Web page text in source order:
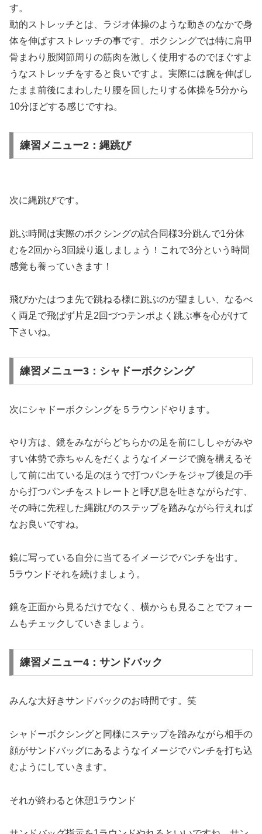
す。
動的ストレッチとは、ラジオ体操のような動きのなかで身
体を伸ばすストレッチの事です。ボクシングでは特に肩甲
骨まわり股関節周りの筋肉を激しく使用するのでほぐすよ
うなストレッチをすると良いですよ。実際には腕を伸ばし
たまま前後にまわしたり腰を回したりする体操を5分から
10分ほどする感じですね。
練習メニュー2：縄跳び
次に縄跳びです。
跳ぶ時間は実際のボクシングの試合同様3分跳んで1分休
むを2回から3回繰り返しましょう！これで3分という時間
感覚も養っていきます！
飛びかたはつま先で跳ねる様に跳ぶのが望ましい、なるべ
く両足で飛ばず片足2回づつテンポよく跳ぶ事を心がけて
下さいね。
練習メニュー3：シャドーボクシング
次にシャドーボクシングを５ラウンドやります。
やり方は、鏡をみながらどちらかの足を前にししゃがみや
すい体勢で赤ちゃんをだくようなイメージで腕を構えるそ
して前に出ている足のほうで打つパンチをジャブ後足の手
から打つパンチをストレートと呼び息を吐きながらだす、
その時に先程した縄跳びのステップを踏みながら行えれば
なお良いですね。
鏡に写っている自分に当てるイメージでパンチを出す。
5ラウンドそれを続けましょう。
鏡を正面から見るだけでなく、横からも見ることでフォー
ムもチェックしていきましょう。
練習メニュー4：サンドバック
みんな大好きサンドバックのお時間です。笑
シャドーボクシングと同様にステップを踏みながら相手の
顔がサンドバッグにあるようなイメージでパンチを打ち込
むようにしていきます。
それが終わると休憩1ラウンド